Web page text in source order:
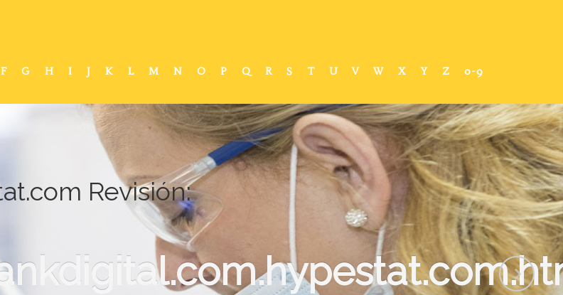
F G H I J K L M N O P Q R S T U V W X Y Z 0-9
Revisión: